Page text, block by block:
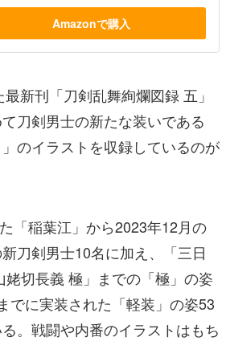
Amazonで購入
新刊「刀剣乱舞絢爛図録 五」
刀剣男士の新たな装いである
」のイラストを収録しているのが
「稲葉江」から2023年12月の
刀剣男士10名に加え、「三日
姥切長義 極」までの「極」の姿
でに実装された「軽装」の姿53
。戦闘や内番のイラストはもち